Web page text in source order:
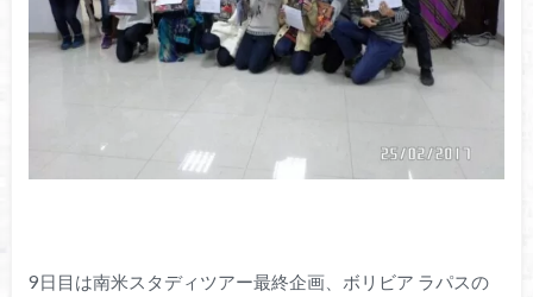
9日目は南米スタディツアー最終企画、ボリビア ラパスの